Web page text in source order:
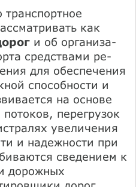
как
и об организа­
средствами ре­
для обеспече­ния
способно­сти и
на основе
перегрузок
увеличения
и надежности при
сведением к
дорожных